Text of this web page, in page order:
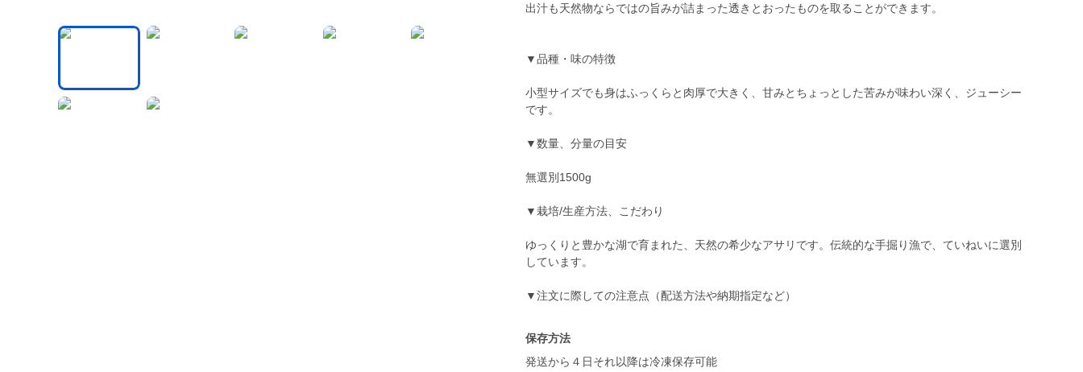
出汁も天然物ならではの旨みが詰まった透きとおったものを取ることができます。
▼品種・味の特徴
小型サイズでも身はふっくらと肉厚で大きく、甘みとちょっとした苦みが味わい深く、ジューシー
です。
▼数量、分量の目安
無選別1500g
▼栽培/生産方法、こだわり
ゆっくりと豊かな湖で育まれた、天然の希少なアサリです。伝統的な手掘り漁で、ていねいに選別
しています。
▼注文に際しての注意点（配送方法や納期指定など）
保存方法
発送から４日それ以降は冷凍保存可能